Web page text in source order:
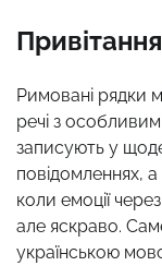
Римовані рядки
речі з
записують у
повідомленнях,
коли емоції
але яскраво.
українською